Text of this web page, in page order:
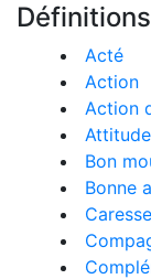
Acté
Action
Action
Attitude
Bon
Bonne
Caresse